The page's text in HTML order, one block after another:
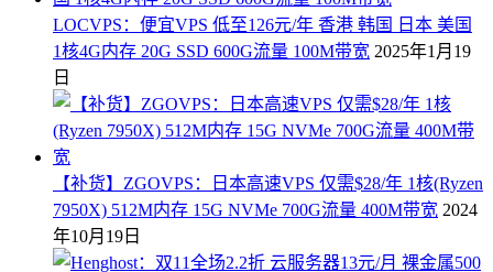
LOCVPS：便宜VPS 低至126元/年 香港 韩国 日本 美国
1核4G内存 20G SSD 600G流量 100M带宽 2025年1月19
日
【补货】ZGOVPS：日本高速VPS 仅需$28/年 1核(Ryzen
7950X) 512M内存 15G NVMe 700G流量 400M带宽 2024
年10月19日